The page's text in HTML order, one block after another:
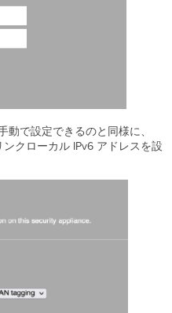
動で設定できるのと同様に、
クローカル IPv6 アドレスを設